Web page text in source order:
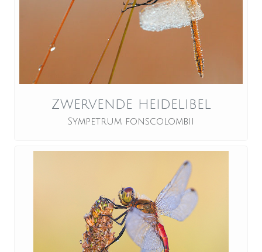
Zwervende heidelibel
Sympetrum fonscolombii